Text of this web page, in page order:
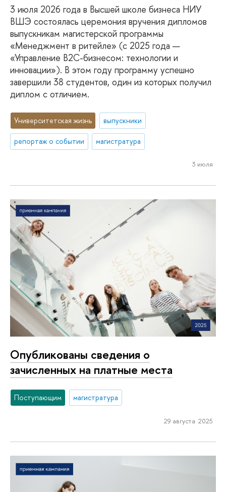
3 июля 2026 года в Высшей школе бизнеса НИУ
ВШЭ состоялась церемония вручения дипломов
выпускникам магистерской программы
«Менеджмент в ритейле» (с 2025 года —
«Управление B2C-бизнесом: технологии и
инновации»). В этом году программу успешно
завершили 38 студентов, один из которых получил
диплом с отличием.
Университетская жизнь выпускники
репортаж о событии магистратура
3 июля
Опубликованы сведения о
зачисленных на платные места
Поступающим магистратура
29 августа 2025